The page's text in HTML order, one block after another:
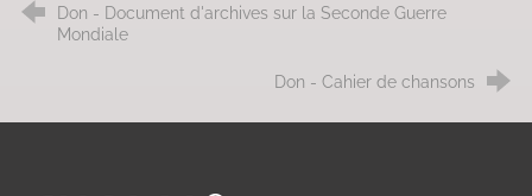
Don - Document d'archives sur la Seconde Guerre
Mondiale
Don - Cahier de chansons